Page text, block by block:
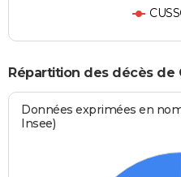
Répartition des décès de
Données exprimées en
Insee)